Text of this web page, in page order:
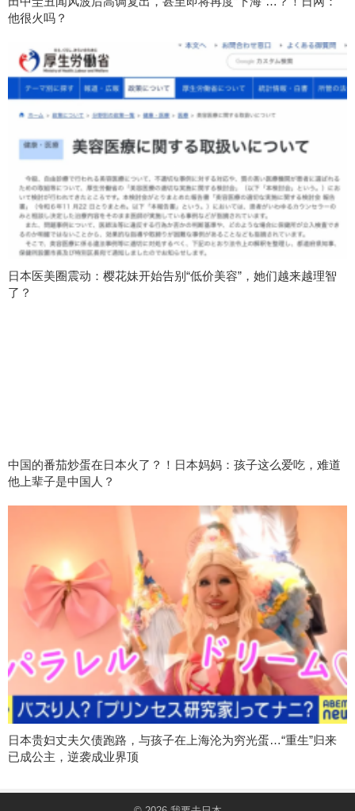
他很火吗？
日本医美圈震动：樱花妹开始告别“低价美容”，她们越来越理智
了？
中国的番茄炒蛋在日本火了？！日本妈妈：孩子这么爱吃，难道
他上辈子是中国人？
日本贵妇丈夫欠债跑路，与孩子在上海沦为穷光蛋…“重生”归来
已成公主，逆袭成业界顶